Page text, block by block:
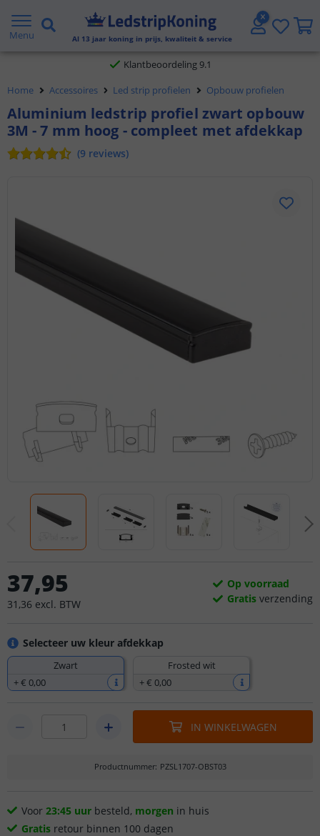
Menu Al 13 jaar koning in prijs, kwaliteit & service
Gratis verzending vanaf € 20,- NL en BE
Klantbeoordeling 9.1
Voor 23:45 uur besteld,morgen in huis
Home Accessoires Led strip profielen Opbouw profielen
Aluminium ledstrip profiel zwart opbouw
3M - 7 mm hoog - compleet met afdekkap
(9 reviews)
Selecteer uw kleur afdekkap
Zwart
+€ 0,00
Frosted wit
+€ 0,00
37,95
31 ,36 excl. BTW
Op voorraad
Gratis verzending
IN WINKELWAGEN
Productnummer: PZSL1707-OBST03
Voor 23:45 uur besteld, morgen in huis
Gratis retour binnen 100 dagen